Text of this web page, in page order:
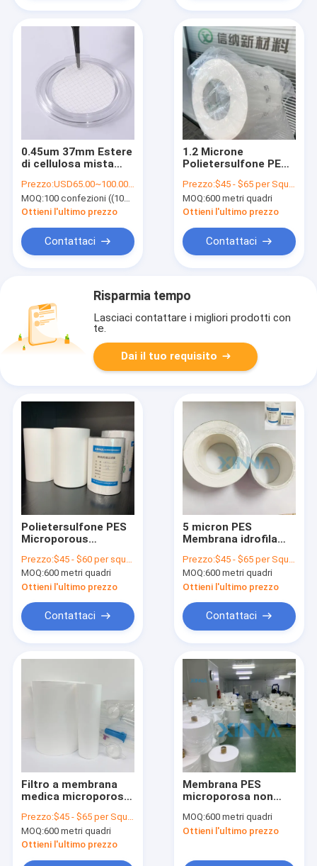
0.45um 37mm Estere
di cellulosa mista
membrana a griglia
Sterile per il test di
limite microbico
Prezzo:USD65.00~100.00 per pack
MOQ:100 confezioni ((100 pezzi per confezione)
Ottieni l'ultimo prezzo
Contattaci
1.2 Microne
Polietersulfone PES
Diaframma Idrofila
Prezzo:$45 - $65 per Square Meter
MOQ:600 metri quadri
Ottieni l'ultimo prezzo
Contattaci
Risparmia tempo
Lasciaci contattare i migliori prodotti con
te.
Dai il tuo requisito
Polietersulfone PES
Microporous
idrofilico per
filtrazione liquida
Prezzo:$45 - $60 per square meter
MOQ:600 metri quadri
Ottieni l'ultimo prezzo
Contattaci
5 micron PES
Membrana idrofila
PES filtro di grado
medico
Prezzo:$45 - $65 per Square Meter
MOQ:600 metri quadri
Ottieni l'ultimo prezzo
Contattaci
Filtro a membrana
medica microporosa
chiarificazione e la
filtrazione sterile
Prezzo:$45 - $65 per Square Meter
MOQ:600 metri quadri
Ottieni l'ultimo prezzo
Membrana PES
microporosa non
Membrana
polietersulfonica
MOQ:600 metri quadri
Ottieni l'ultimo prezzo